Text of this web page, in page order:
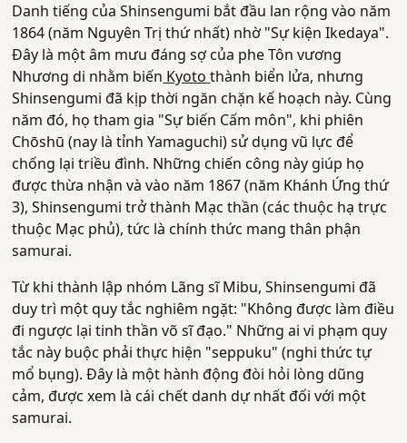
Danh tiếng của Shinsengumi bắt đầu lan rộng vào năm
1864 (năm Nguyên Trị thứ nhất) nhờ "Sự kiện Ikedaya".
Đây là một âm mưu đáng sợ của phe Tôn vương
Nhương di nhằm biếnKyotothành biển lửa, nhưng
Shinsengumi đã kịp thời ngăn chặn kế hoạch này. Cùng
năm đó, họ tham gia "Sự biến Cấm môn", khi phiên
Chōshū (nay là tỉnh Yamaguchi) sử dụng vũ lực để
chống lại triều đình. Những chiến công này giúp họ
được thừa nhận và vào năm 1867 (năm Khánh Ứng thứ
3), Shinsengumi trở thành Mạc thần (các thuộc hạ trực
thuộc Mạc phủ), tức là chính thức mang thân phận
samurai.
Từ khi thành lập nhóm Lãng sĩ Mibu, Shinsengumi đã
duy trì một quy tắc nghiêm ngặt: "Không được làm điều
đi ngược lại tinh thần võ sĩ đạo." Những ai vi phạm quy
tắc này buộc phải thực hiện "seppuku" (nghi thức tự
mổ bụng). Đây là một hành động đòi hỏi lòng dũng
cảm, được xem là cái chết danh dự nhất đối với một
samurai.